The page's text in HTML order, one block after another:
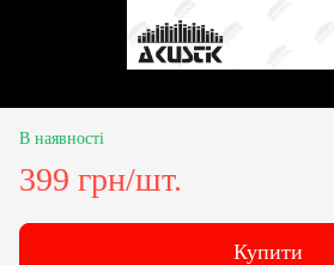
В наявності
399 грн/шт.
Купити